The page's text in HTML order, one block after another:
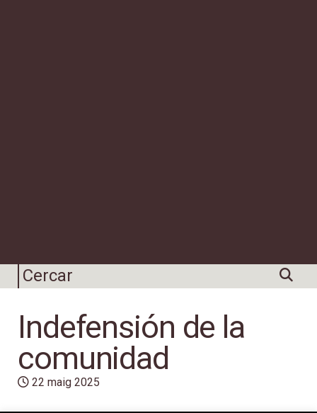
Indefensión de la
comunidad
22 maig 2025